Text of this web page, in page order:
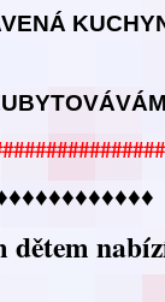
dětem